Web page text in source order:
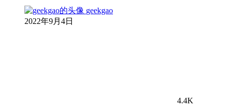
geekgao
2022年9月4日
4.4K